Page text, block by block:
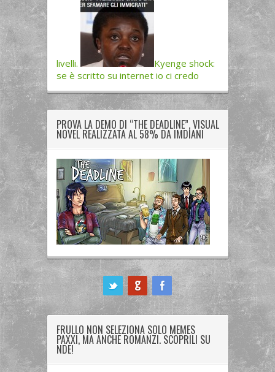
livelli.
Kyenge shock:
se è scritto su internet io ci credo
PROVA LA DEMO DI “THE DEADLINE”, VISUAL
NOVEL REALIZZATA AL 58% DA IMDIANI
FRULLO NON SELEZIONA SOLO MEMES
PAXXI, MA ANCHE ROMANZI. SCOPRILI SU
NDE!